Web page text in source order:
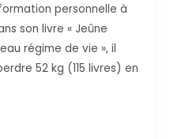
personnelle à
son livre « Jeûne
régime de vie », il
52 kg (115 livres) en